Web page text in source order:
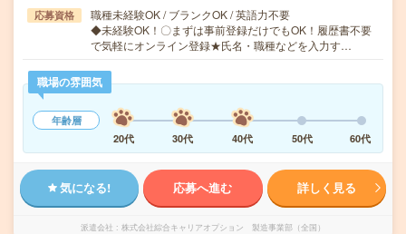
応募資格
職種未経験OK / ブランクOK / 英語力不要
◆未経験OK！〇まずは事前登録だけでもOK！履歴書不要
で気軽にオンライン登録★氏名・職種などを入力す…
職場の雰囲気
年齢層
20代
30代 40代 50代 60代
気になる! 応募へ進む 詳しく見る
派遣会社 株式会社綜合キャリアオプション 製造事業部（全国）